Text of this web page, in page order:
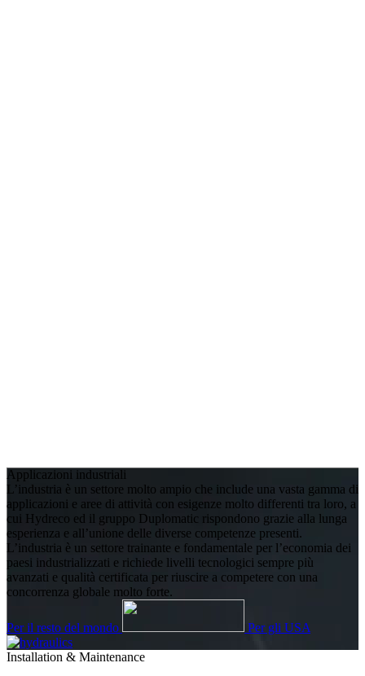
Applicazioni industriali
L’industria è un settore molto ampio che include una vasta gamma di
applicazioni e aree di attività con esigenze molto differenti tra loro, a
cui Hydreco ed il gruppo Duplomatic rispondono grazie alla lunga
esperienza e all’unione delle diverse competenze presenti.
L’industria è un settore trainante e fondamentale per l’economia dei
paesi industrializzati e richiede livelli tecnologici sempre più
avanzati e qualità certificata per riuscire a competere con una
concorrenza globale molto forte.
Per il resto del mondo Per gli USA
Installation & Maintenance